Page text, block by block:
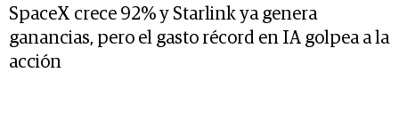
SpaceX crece 92% y Starlink ya genera
ganancias, pero el gasto récord en IA golpea a la
acción